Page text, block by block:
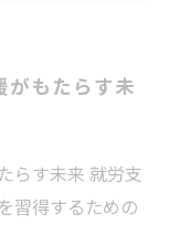
ップの秘訣
がもたらす未
らす未来 就労支
習得するための